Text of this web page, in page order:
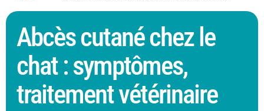
Abcès cutané chez le
chat : symptômes,
traitement vétérinaire